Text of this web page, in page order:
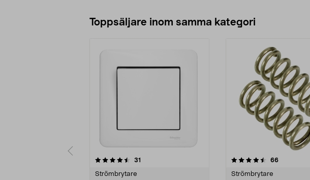
Toppsäljare inom samma kategori
31
Strömbrytare
4.5 av 5 stjärnor 66recensioner
Strömbrytare
4.5 av 5 stjärnor